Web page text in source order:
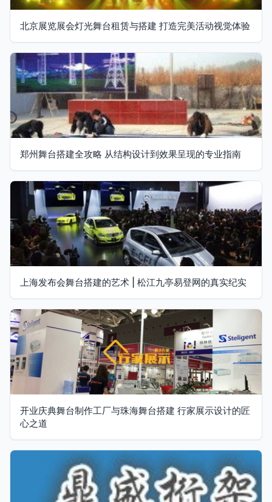
北京展览展会灯光舞台租赁与搭建 打造完美活动视觉体验
郑州舞台搭建全攻略 从结构设计到效果呈现的专业指南
上海发布会舞台搭建的艺术 | 松江九亭易登网的真实纪实
开业庆典舞台制作工厂与珠海舞台搭建 行家展示设计的匠
心之道